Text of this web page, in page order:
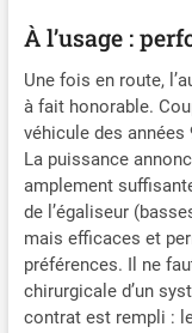
À l’usage :
Une fois en route,
à fait honorable.
véhicule des
La puissance
amplement
de l’égaliseur
mais efficaces et
préférences. Il ne
chirurgicale d’un
contrat est rempli :